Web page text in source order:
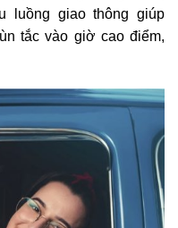
luồng giao thông giúp
tắc vào giờ cao điểm,